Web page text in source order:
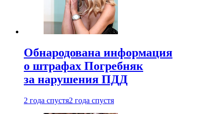
Обнародована информация
о штрафах Погребняк
за нарушения ПДД
2 года спустя2 года спустя